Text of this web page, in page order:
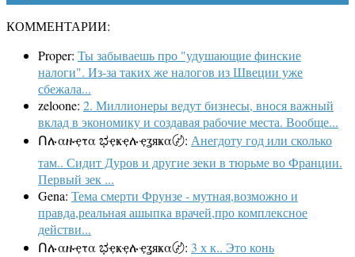
КОММЕНТАРИИ:
Proper: Ты забываешь про "удушающие финские
налоги". Из-за таких же налогов из Швеции уже
сбежала...
zeloone: 2. Миллионеры ведут бизнесы, внося важный
вклад в экономику и создавая рабочие места. Вообще...
Ոሉαዙҿτα ಭҿҝҿሉҿʓяҝα〄: Анегдоту год или сколько
там.. Сидит Дуров и другие зеки в тюрьме во Франции.
Первый зек ...
Gena: Тема смерти Фрунзе - мутная,возможно и
правда,реальная ашыпка врачей,про комплексное
действи...
Ոሉαዙҿτα ಭҿҝҿሉҿʓяҝα〄: 3 х к.. Это конь